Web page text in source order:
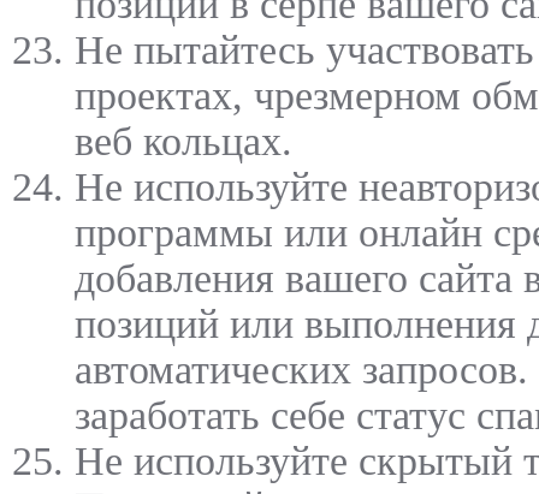
Не пытайтесь
проектах, чрезмерном
веб кольцах.
Не используйте
программы или онлайн
добавления вашего
позиций или выполнения
автоматических
заработать себе статус
Не используйте скрытый